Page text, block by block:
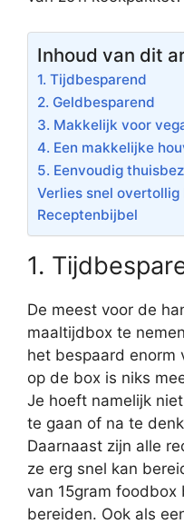
Inhoud van dit
1. Tijdbesparend
2. Geldbesparend
3. Makkelijk voor
4. Een makkelijke
5. Eenvoudig
Verlies snel
Receptenbijbel
1.
De meest voor de
maaltijdbox te
het bespaard enorm
op de box is niks
Je hoeft namelijk
te gaan of na te
Daarnaast zijn alle
ze erg snel kan
van 15gram
bereiden. Ook als